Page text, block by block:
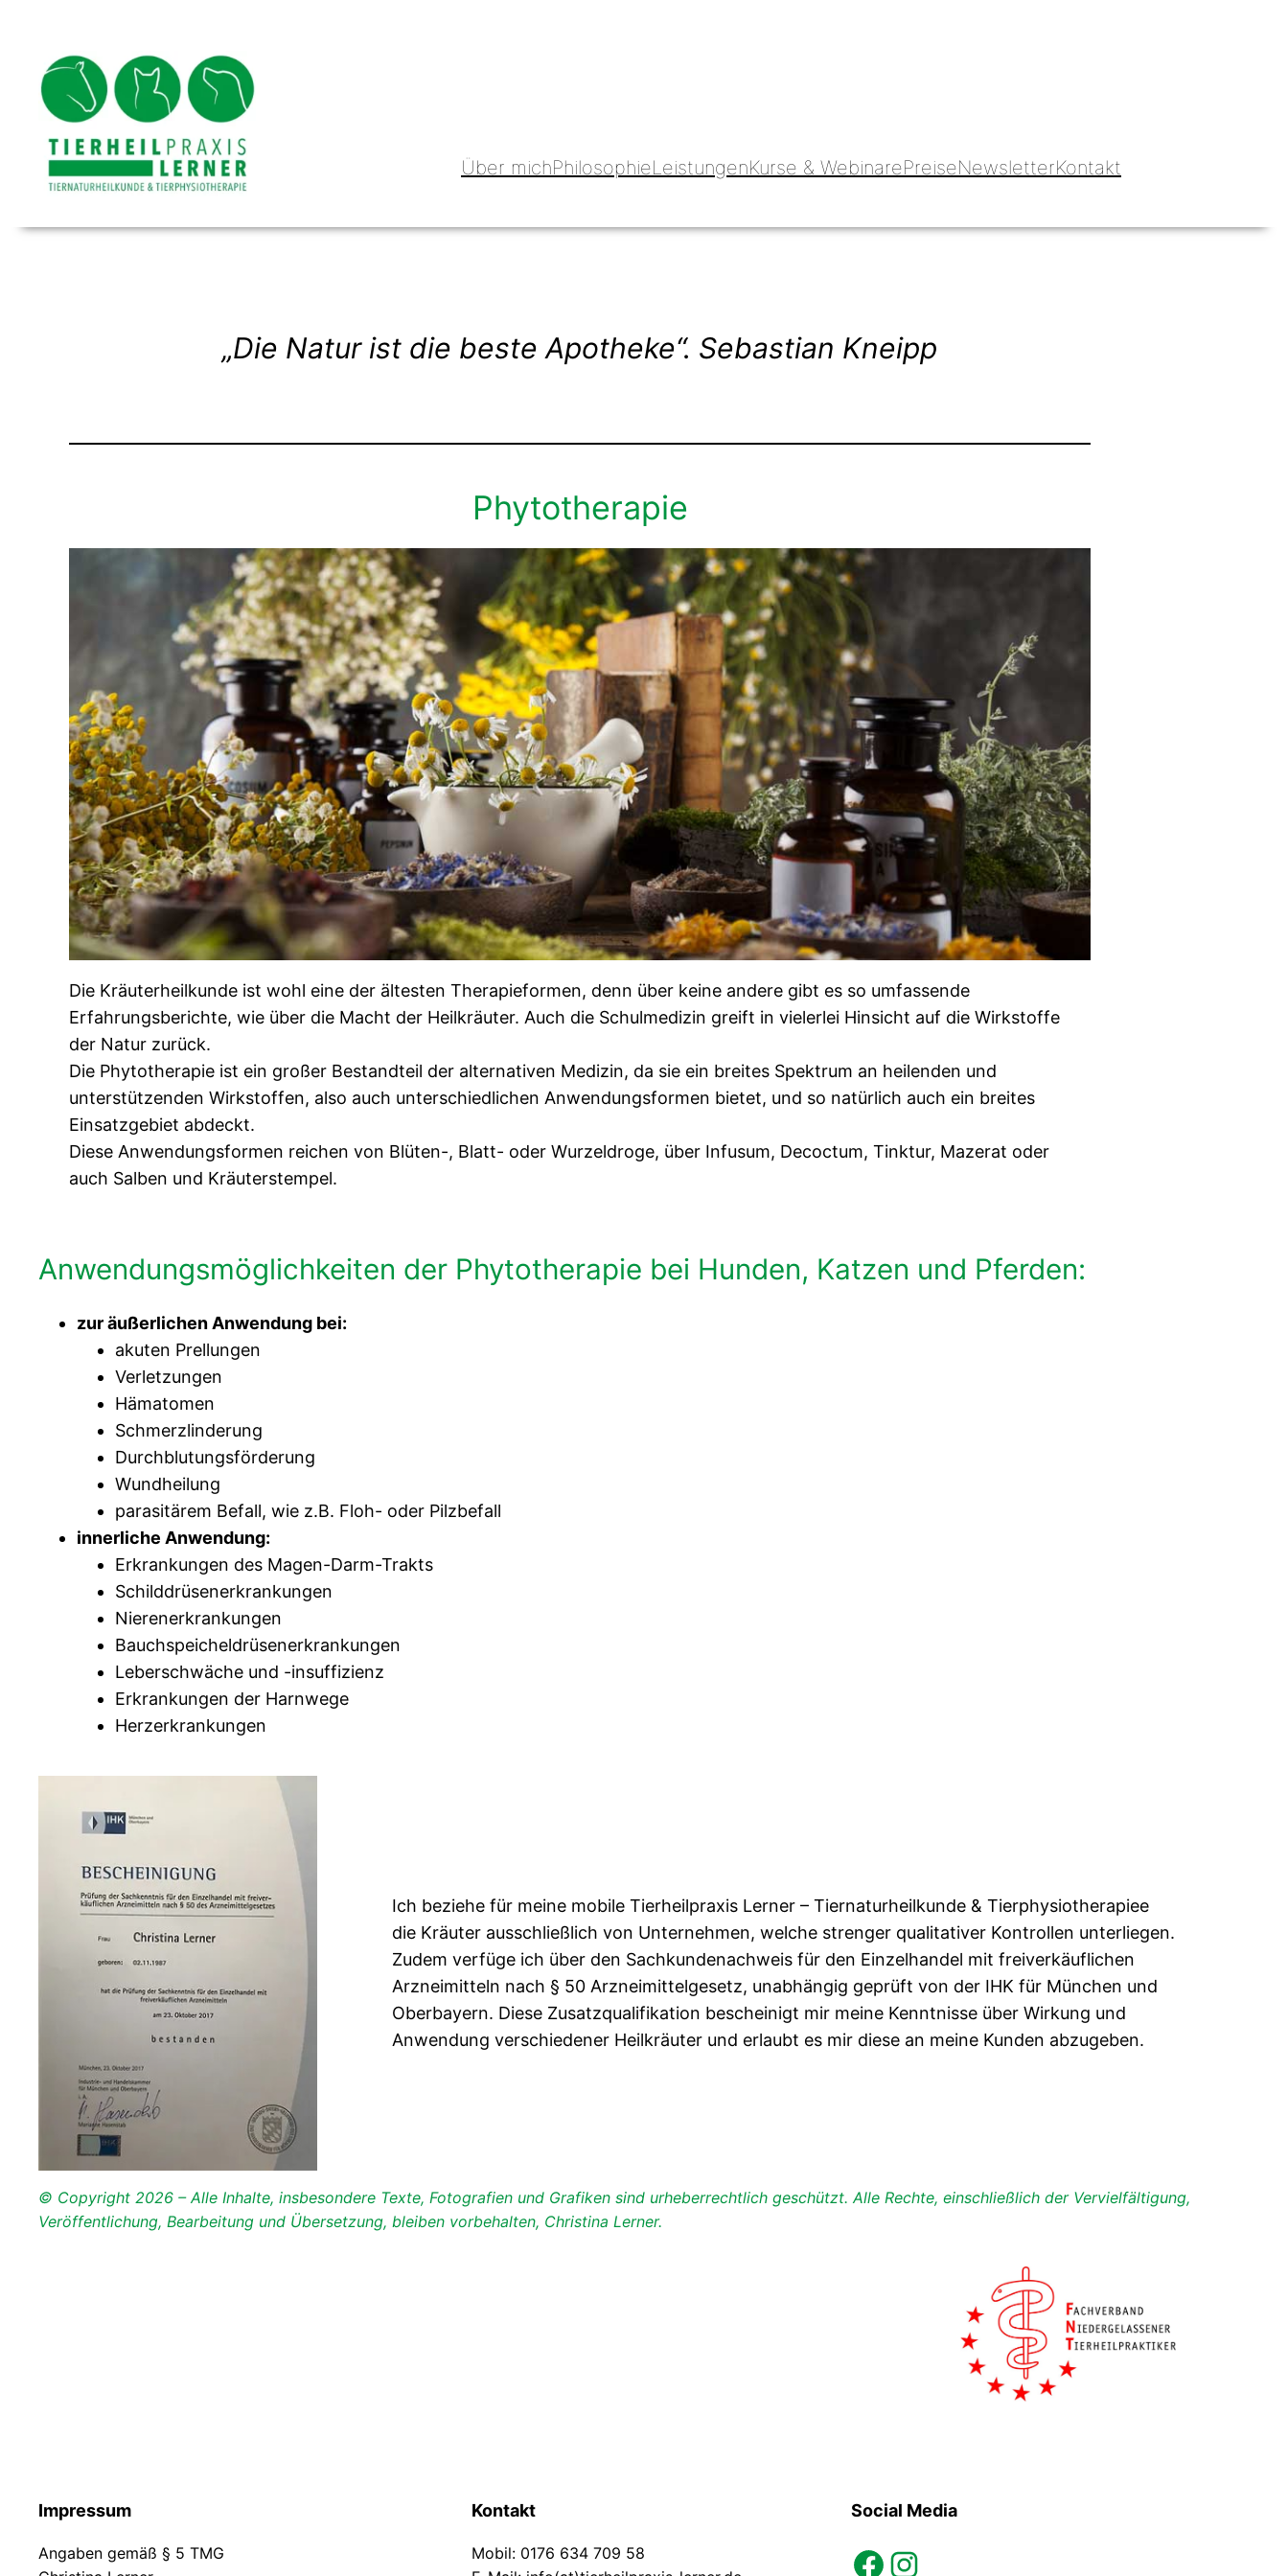
springen
Über michPhilosophieLeistungenKurse & WebinarePreiseNewsletterKontakt
„Die Natur ist die beste Apotheke“. Sebastian Kneipp
Phytotherapie
Die Kräuterheilkunde ist wohl eine der ältesten Therapieformen, denn über keine andere gibt es so umfassende
Erfahrungsberichte, wie über die Macht der Heilkräuter. Auch die Schulmedizin greift in vielerlei Hinsicht auf die Wirkstoffe
der Natur zurück.
Die Phytotherapie ist ein großer Bestandteil der alternativen Medizin, da sie ein breites Spektrum an heilenden und
unterstützenden Wirkstoffen, also auch unterschiedlichen Anwendungsformen bietet, und so natürlich auch ein breites
Einsatzgebiet abdeckt.
Diese Anwendungsformen reichen von Blüten-, Blatt- oder Wurzeldroge, über Infusum, Decoctum, Tinktur, Mazerat oder
auch Salben und Kräuterstempel.
Anwendungsmöglichkeiten der Phytotherapie bei Hunden, Katzen und Pferden:
zur äußerlichen Anwendung bei:
akuten Prellungen
Verletzungen
Hämatomen
Schmerzlinderung
Durchblutungsförderung
Wundheilung
parasitärem Befall, wie z.B. Floh- oder Pilzbefall
innerliche Anwendung:
Erkrankungen des Magen-Darm-Trakts
Schilddrüsenerkrankungen
Nierenerkrankungen
Bauchspeicheldrüsenerkrankungen
Leberschwäche und -insuffizienz
Erkrankungen der Harnwege
Herzerkrankungen
Ich beziehe für meine mobile Tierheilpraxis Lerner – Tiernaturheilkunde & Tierphysiotherapiee
die Kräuter ausschließlich von Unternehmen, welche strenger qualitativer Kontrollen unterliegen.
Zudem verfüge ich über den Sachkundenachweis für den Einzelhandel mit freiverkäuflichen
Arzneimitteln nach § 50 Arzneimittelgesetz, unabhängig geprüft von der IHK für München und
Oberbayern. Diese Zusatzqualifikation bescheinigt mir meine Kenntnisse über Wirkung und
Anwendung verschiedener Heilkräuter und erlaubt es mir diese an meine Kunden abzugeben.
© Copyright 2026 – Alle Inhalte, insbesondere Texte, Fotografien und Grafiken sind urheberrechtlich geschützt. Alle Rechte, einschließlich der Vervielfältigung,
Veröffentlichung, Bearbeitung und Übersetzung, bleiben vorbehalten, Christina Lerner.
Impressum
Angaben gemäß § 5 TMG
Kontakt
Mobil: 0176 634 709 58
Social Media
facebook instagram